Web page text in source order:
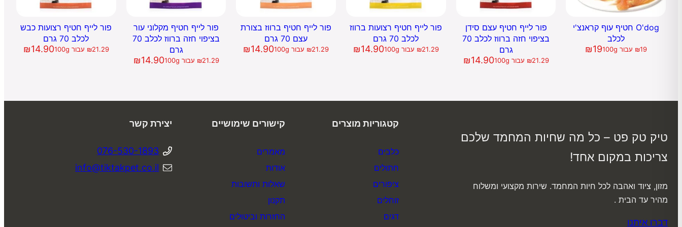
O'dog חטיף עוף קראנצ'י
לכלב
₪19 ₪19 עבור 100g
פור לייף חטיף עצם סידן
בציפוי חזה ברווז לכלב 70
גרם
₪14.90 ₪21.29 עבור 100g
פור לייף חטיף רצועות ברווז
לכלב 70 גרם
₪14.90 ₪21.29 עבור 100g
פור לייף חטיף ברווז בצורת
עצם 70 גרם
₪14.90 ₪21.29 עבור 100g
פור לייף חטיף מקלוני עור
בציפוי חזה ברווז לכלב 70
גרם
₪14.90 ₪21.29 עבור 100g
פור לייף חטיף רצועות כבש
לכלב 70 גרם
₪14.90 ₪21.29 עבור 100g
טיק טק פט – כל מה שחיות המחמד שלכם
צריכות במקום אחד!
מזון, ציוד ואהבה לכל חיות המחמד. שירות מקצועי ומשלוח
מהיר עד הבית .
דברו איתנו
קטגוריות מוצרים
כלבים
חתולים
ציפורים
זוחלים
דגים
קישורים שימושיים
מאמרים
אודות
שאלות ותשובות
תקנון
החזרות וביטולים
יצירת קשר
076-530-1893
info@tiktakpet.co.il